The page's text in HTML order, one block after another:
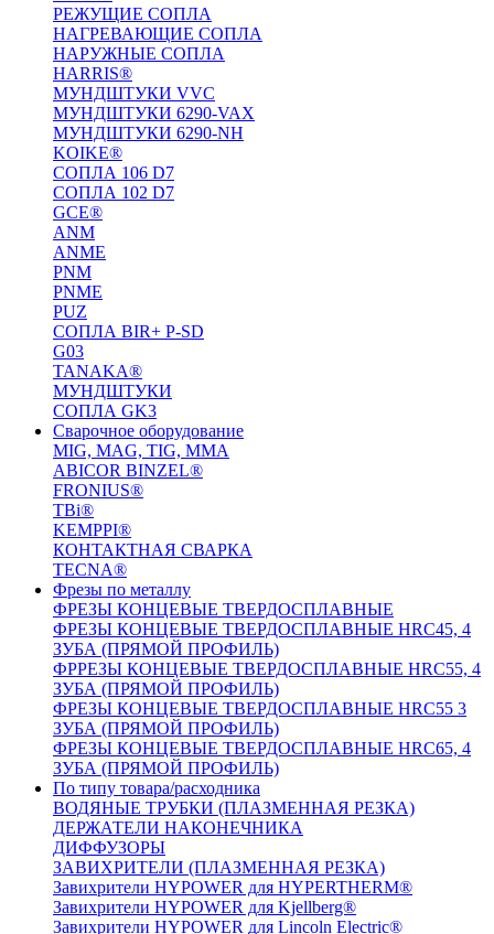
РЕЖУЩИЕ СОПЛА
НАГРЕВАЮЩИЕ СОПЛА
НАРУЖНЫЕ СОПЛА
HARRIS®
МУНДШТУКИ VVC
МУНДШТУКИ 6290-VAX
МУНДШТУКИ 6290-NH
KOIKE®
СОПЛА 106 D7
СОПЛА 102 D7
GCE®
ANM
ANME
PNM
PNME
PUZ
СОПЛА BIR+ P-SD
G03
TANAKA®
МУНДШТУКИ
СОПЛА GK3
Сварочное оборудование
MIG, MAG, TIG, MMA
ABICOR BINZEL®
FRONIUS®
TBi®
KEMPPI®
КОНТАКТНАЯ СВАРКА
TECNA®
Фрезы по металлу
ФРЕЗЫ КОНЦЕВЫЕ ТВЕРДОСПЛАВНЫЕ
ФРЕЗЫ КОНЦЕВЫЕ ТВЕРДОСПЛАВНЫЕ HRC45, 4
ЗУБА (ПРЯМОЙ ПРОФИЛЬ)
ФРРЕЗЫ КОНЦЕВЫЕ ТВЕРДОСПЛАВНЫЕ HRC55, 4
ЗУБА (ПРЯМОЙ ПРОФИЛЬ)
ФРЕЗЫ КОНЦЕВЫЕ ТВЕРДОСПЛАВНЫЕ HRC55 3
ЗУБА (ПРЯМОЙ ПРОФИЛЬ)
ФРЕЗЫ КОНЦЕВЫЕ ТВЕРДОСПЛАВНЫЕ HRC65, 4
ЗУБА (ПРЯМОЙ ПРОФИЛЬ)
По типу товара/расходника
ВОДЯНЫЕ ТРУБКИ (ПЛАЗМЕННАЯ РЕЗКА)
ДЕРЖАТЕЛИ НАКОНЕЧНИКА
ДИФФУЗОРЫ
ЗАВИХРИТЕЛИ (ПЛАЗМЕННАЯ РЕЗКА)
Завихрители HYPOWER для HYPERTHERM®
Завихрители HYPOWER для Kjellberg®
Завихрители HYPOWER для Lincoln Electric®